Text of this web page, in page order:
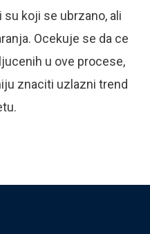
koji se ubrzano, ali
Ocekuje se da ce
u ove procese,
znaciti uzlazni trend